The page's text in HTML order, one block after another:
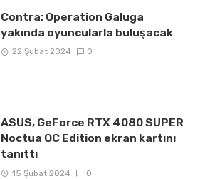
Contra: Operation Galuga
yakında oyuncularla buluşacak
22 Şubat 2024 0
ASUS, GeForce RTX 4080 SUPER
Noctua OC Edition ekran kartını
tanıttı
15 Şubat 2024 0